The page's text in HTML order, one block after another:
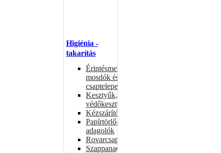
Higiénia -
takarítás
Érintésmentes
mosdók és
csaptelepek
Kesztyűk,
védőkesztyűk
Kézszárítók
Papírtörlő-
adagolók
Rovarcsapdák
Szappanadagolók